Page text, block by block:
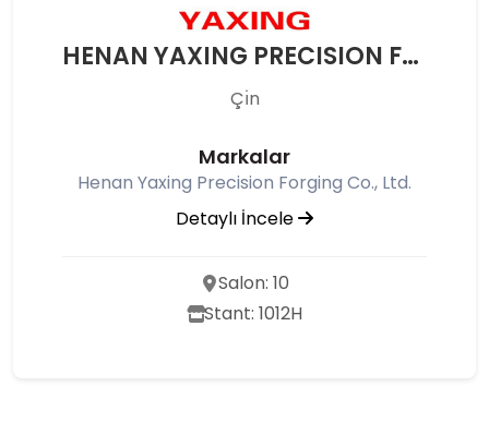
HENAN YAXING PRECISION FORGING CO., LTD
Çı̇n
Markalar
Henan Yaxing Precision Forging Co., Ltd.
Detaylı İncele
Salon: 10
Stant: 1012H